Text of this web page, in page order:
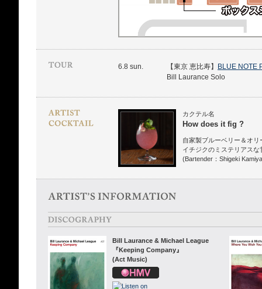
6.8 sun. 【東京 恵比寿】 BLUE NOTE
Bill Laurance Solo
カクテル名
How does it fig ?
自家製ブルーベリー＆オ
イチジクのミステリアス
(Bartender：Shigeki
Bill Laurance & Michael League
『Keeping Company』
(Act Music)